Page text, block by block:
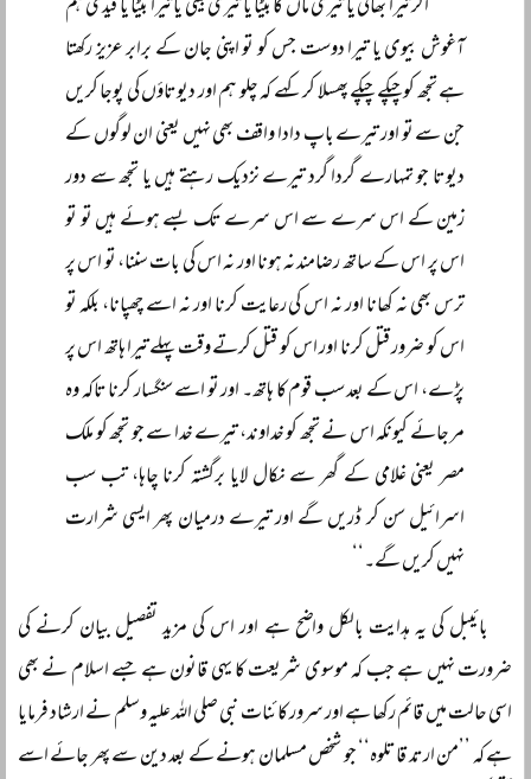
’’اگر تیرا بھائی یا تیری ماں کا بیٹا یا تیری بیٹی یا تیرا بیٹا یا قیدی ہم
آغوش بیوی یا تیرا دوست جس کو تو اپنی جان کے برابر عزیز رکھتا
ہے تجھ کو چپکے چپکے پھسلا کر کہے کہ چلو ہم اور دیوتاؤں کی پوجا کریں
جن سے تو اور تیرے باپ دادا واقف بھی نہیں یعنی ان لوگوں کے
دیوتا جو تمہارے گردا گرد تیرے نزدیک رہتے ہیں یا تجھ سے دور
زمین کے اس سرے سے اس سرے تک بسے ہوئے ہیں تو تو
اس پر اس کے ساتھ رضامند نہ ہونا اور نہ اس کی بات سننا، تو اس پر
ترس بھی نہ کھانا اور نہ اس کی رعایت کرنا اور نہ اسے چھپانا، بلکہ تو
اس کو ضرور قتل کرنا اور اس کو قتل کرتے وقت پہلے تیرا ہاتھ اس پر
پڑے، اس کے بعد سب قوم کا ہاتھ۔ اور تو اسے سنگسار کرنا تاکہ وہ
مر جائے کیونکہ اس نے تجھ کو خداوند، تیرے خدا سے جو تجھ کو ملک
مصر یعنی غلامی کے گھر سے نکال لایا برگشتہ کرنا چاہا، تب سب
اسرائیل سن کر ڈریں گے اور تیرے درمیان پھر ایسی شرارت
نہیں کریں گے۔‘‘
بائیبل کی یہ ہدایت بالکل واضح ہے اور اس کی مزید تفصیل بیان کرنے کی
ضرورت نہیں ہے جب کہ موسوی شریعت کا یہی قانون ہے جسے اسلام نے بھی
اسی حالت میں قائم رکھا ہے اور سرور کائنات نبی صلی اللہ علیہ وسلم نے ارشاد فرمایا
ہے کہ ’’من ارتد قاتلوہ‘‘ جو شخص مسلمان ہونے کے بعد دین سے پھر جائے اسے